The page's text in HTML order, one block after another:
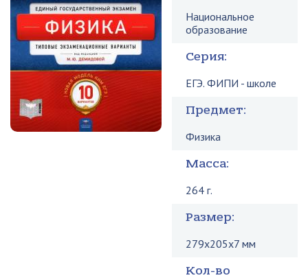
Национальное
образование
Серия:
ЕГЭ. ФИПИ - школе
Предмет:
Физика
Масса:
264 г.
Размер:
279x205x7 мм
Кол-во